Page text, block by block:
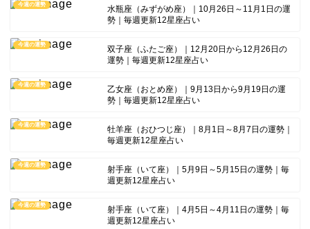
今週の運勢
水瓶座（みずがめ座）｜10月26日～11月1日の運
勢｜毎週更新12星座占い
今週の運勢
双子座（ふたご座）｜12月20日から12月26日の
運勢｜毎週更新12星座占い
今週の運勢
乙女座（おとめ座）｜9月13日から9月19日の運
勢｜毎週更新12星座占い
今週の運勢
牡羊座（おひつじ座）｜8月1日～8月7日の運勢｜
毎週更新12星座占い
今週の運勢
射手座（いて座）｜5月9日～5月15日の運勢｜毎
週更新12星座占い
今週の運勢
射手座（いて座）｜4月5日～4月11日の運勢｜毎
週更新12星座占い